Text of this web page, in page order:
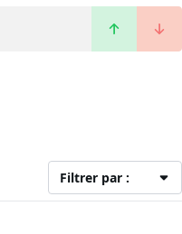
Filtrer par :